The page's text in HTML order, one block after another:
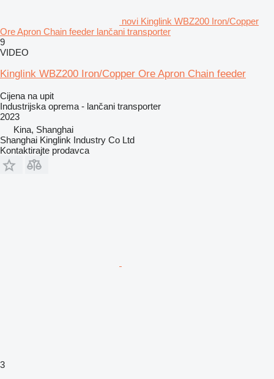
novi Kinglink WBZ200 Iron/Copper
Ore Apron Chain feeder lančani transporter
9
VIDEO
Kinglink WBZ200 Iron/Copper Ore Apron Chain feeder
Cijena na upit
Industrijska oprema - lančani transporter
2023
Kina, Shanghai
Shanghai Kinglink Industry Co Ltd
Kontaktirajte prodavca
3